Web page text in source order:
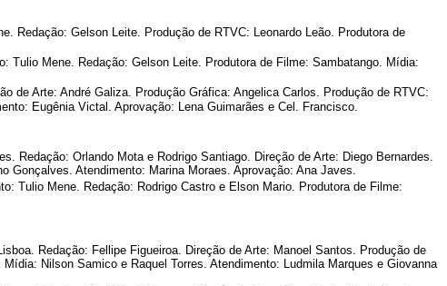
Redação: Gelson Leite. Produção de RTVC: Leonardo Leão. Produtora de
Tulio Mene. Redação: Gelson Leite. Produtora de Filme: Sambatango. Mídia:
de Arte: André Galiza. Produção Gráfica: Angelica Carlos. Produção de RTVC:
Eugênia Victal. Aprovação: Lena Guimarães e Cel. Francisco.
Redação: Orlando Mota e Rodrigo Santiago. Direção de Arte: Diego Bernardes.
Gonçalves. Atendimento: Marina Moraes. Aprovação: Ana Javes.
Tulio Mene. Redação: Rodrigo Castro e Elson Mario. Produtora de Filme:
Redação: Fellipe Figueiroa. Direção de Arte: Manoel Santos. Produção de
Nilson Samico e Raquel Torres. Atendimento: Ludmila Marques e Giovanna